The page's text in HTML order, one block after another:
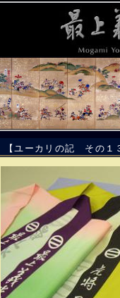
【ユーカリの記 その１